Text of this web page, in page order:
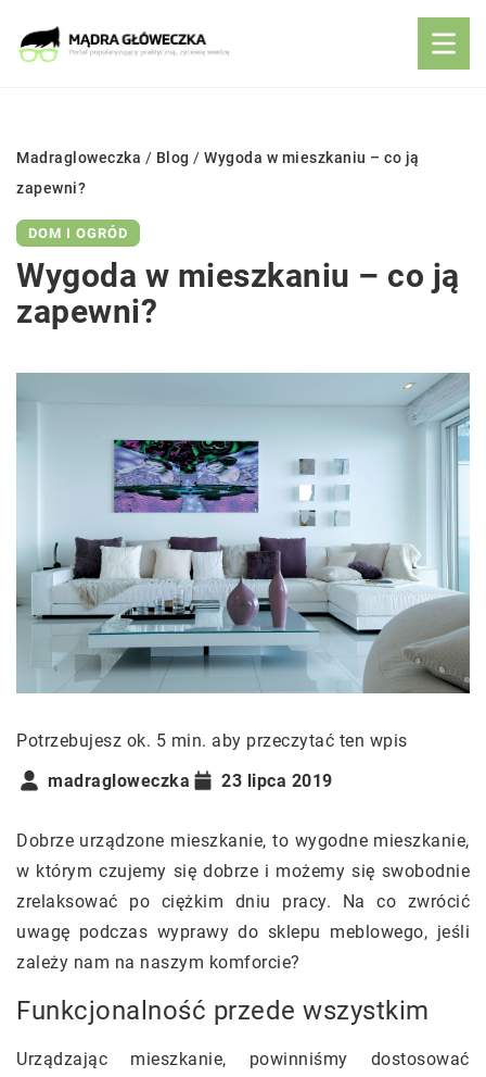
Madragloweczka / Blog / Wygoda w mieszkaniu – co ją
zapewni?
DOM I OGRÓD
Wygoda w mieszkaniu – co ją
zapewni?
Potrzebujesz ok. 5 min. aby przeczytać ten wpis
madragloweczka
23 lipca 2019
Dobrze urządzone mieszkanie, to wygodne mieszkanie,
w którym czujemy się dobrze i możemy się swobodnie
zrelaksować po ciężkim dniu pracy. Na co zwrócić
uwagę podczas wyprawy do sklepu meblowego, jeśli
zależy nam na naszym komforcie?
Funkcjonalność przede wszystkim
Urządzając mieszkanie, powinniśmy dostosować